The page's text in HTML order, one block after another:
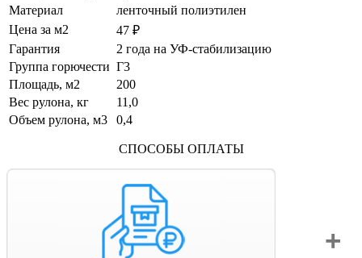
Материал
ленточный полиэтилен
Цена за м2
47 ₽
Гарантия
2 года на УФ-стабилизацию
Группа горючести Г3
Площадь, м2
200
Вес рулона, кг
11,0
Объем рулона, м3
0,4
СПОСОБЫ ОПЛАТЫ